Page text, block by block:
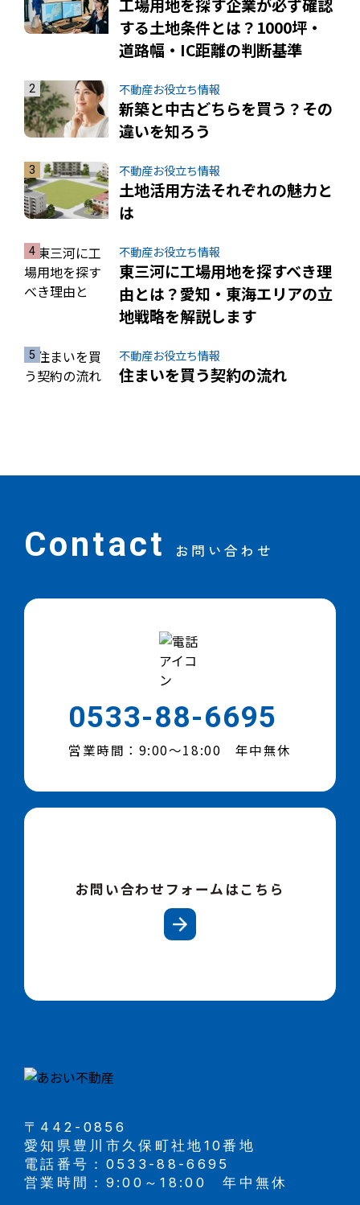
工場用地を探す企業が必ず確認
する土地条件とは？1000坪・
道路幅・IC距離の判断基準
不動産お役立ち情報
新築と中古どちらを買う？その
違いを知ろう
不動産お役立ち情報
土地活用方法それぞれの魅力と
は
不動産お役立ち情報
東三河に工場用地を探すべき理
由とは？愛知・東海エリアの立
地戦略を解説します
不動産お役立ち情報
住まいを買う契約の流れ
Contact お問い合わせ
0533-88-6695
営業時間：9:00～18:00 年中無休
お問い合わせフォームはこちら
〒442-0856
愛知県豊川市久保町社地10番地
電話番号：0533-88-6695
営業時間：9:00～18:00 年中無休